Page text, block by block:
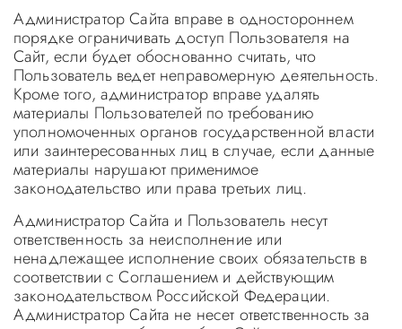
Администратор Сайта вправе в одностороннем
порядке ограничивать доступ Пользователя на
Сайт, если будет обоснованно считать, что
Пользователь ведет неправомерную деятельность.
Кроме того, администратор вправе удалять
материалы Пользователей по требованию
уполномоченных органов государственной власти
или заинтересованных лиц в случае, если данные
материалы нарушают применимое
законодательство или права третьих лиц.
Администратор Сайта и Пользователь несут
ответственность за неисполнение или
ненадлежащее исполнение своих обязательств в
соответствии с Соглашением и действующим
законодательством Российской Федерации.
Администратор Сайта не несет ответственность за